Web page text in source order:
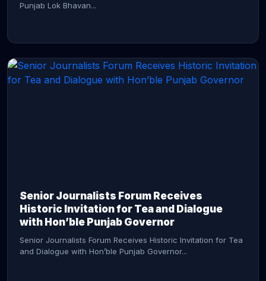
Punjab Lok Bhavan...
Senior Journalists Forum Receives
Historic Invitation for Tea and Dialogue
with Hon’ble Punjab Governor
Senior Journalists Forum Receives Historic Invitation for Tea
and Dialogue with Hon’ble Punjab Governor...